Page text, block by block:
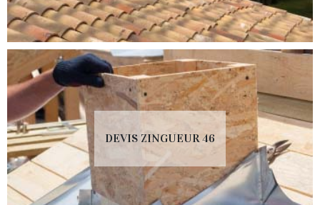
DEVIS ZINGUEUR 46